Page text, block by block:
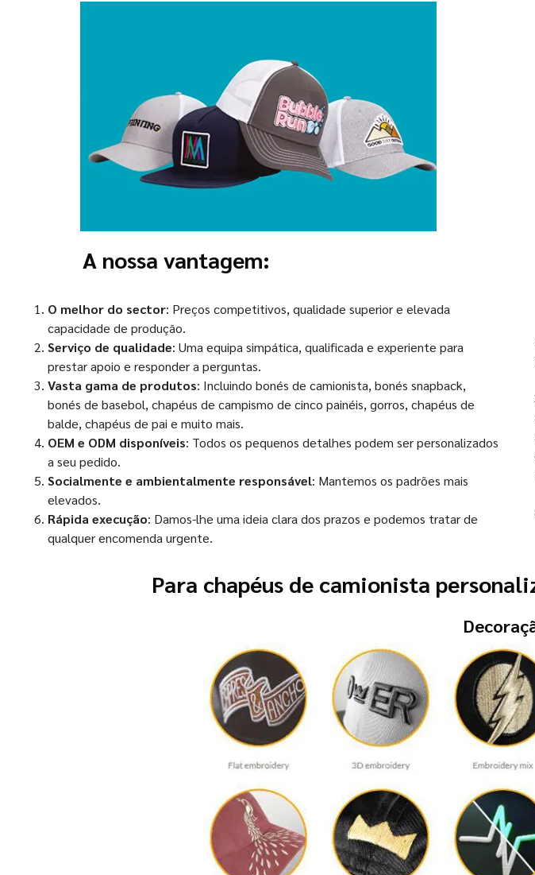
A nossa vantagem:
O melhor do sector: Preços competitivos, qualidade superior e elevada
capacidade de produção.
Serviço de qualidade: Uma equipa simpática, qualificada e experiente para
prestar apoio e responder a perguntas.
Vasta gama de produtos: Incluindo bonés de camionista, bonés snapback,
bonés de basebol, chapéus de campismo de cinco painéis, gorros, chapéus de
balde, chapéus de pai e muito mais.
OEM e ODM disponíveis: Todos os pequenos detalhes podem ser personalizados
a seu pedido.
Socialmente e ambientalmente responsável: Mantemos os padrões mais
elevados.
Rápida execução: Damos-lhe uma ideia clara dos prazos e podemos tratar de
qualquer encomenda urgente.
Para chapéus de camionista